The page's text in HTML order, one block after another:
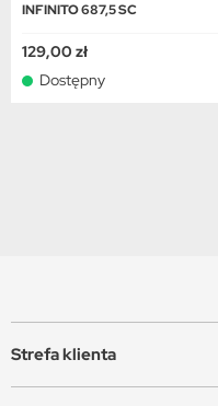
INFINITO 687,5 SC
129,00 zł
Dostępny
Strefa klienta